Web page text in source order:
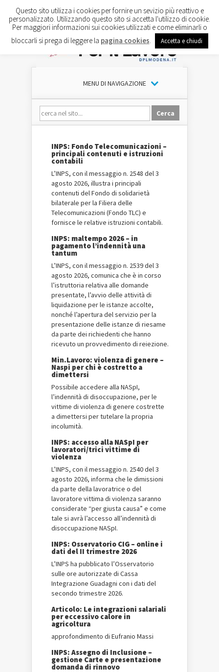
MENU DI NAVIGAZIONE
INPS: Fondo Telecomunicazioni –
principali contenuti e istruzioni
contabili
L’INPS, con il messaggio n. 2548 del 3
agosto 2026, illustra i principali
contenuti del Fondo di solidarietà
bilaterale per la Filiera delle
Telecomunicazioni (Fondo TLC) e
fornisce le relative istruzioni contabili.
INPS: maltempo 2026 – in
pagamento l’indennità una
tantum
L’INPS, con il messaggio n. 2539 del 3
agosto 2026, comunica che è in corso
l’istruttoria relativa alle domande
presentate, l’avvio delle attività di
liquidazione per le istanze accolte,
nonché l’apertura del servizio per la
presentazione delle istanze di riesame
da parte dei richiedenti che hanno
ricevuto un provvedimento di reiezione.
Min.Lavoro: violenza di genere –
Naspi per chi è costretto a
dimettersi
Possibile accedere alla NASpI,
l’indennità di disoccupazione, per le
vittime di violenza di genere costrette
a dimettersi per tutelare la propria
incolumità.
INPS: accesso alla NASpI per
lavoratori/trici vittime di
violenza
L’INPS, con il messaggio n. 2540 del 3
agosto 2026, informa che le dimissioni
da parte della lavoratrice o del
lavoratore vittima di violenza saranno
considerate “per giusta causa” e come
tale si avrà l’accesso all’indennità di
disoccupazione NASpI.
INPS: Osservatorio CIG – online i
dati del II trimestre 2026
L’INPS ha pubblicato l’Osservatorio
sulle ore autorizzate di Cassa
Integrazione Guadagni con i dati del
secondo trimestre 2026.
Articolo: Le integrazioni salariali
per eccessivo calore in
agricoltura
approfondimento di Eufranio Massi
INPS: Assegno di Inclusione –
gestione Carte e presentazione
domanda di rinnovo
Questo sito utilizza i cookies per fornire un sevizio più reattivo e
personalizzato. Utilizzando questo sito si accetta l'utilizzo di cookie.
Per maggiori informazioni sui cookies utilizzati e come eliminarli o
bloccarli si prega di leggere la pagina cookies Accetta e chiudi